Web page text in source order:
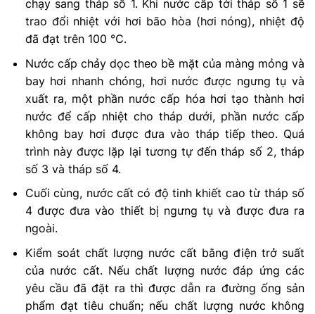
chạy sang tháp số 1. Khi nước cấp tới tháp số 1 sẽ
trao đổi nhiệt với hơi bão hòa (hơi nóng), nhiệt độ
đã đạt trên 100 ℃.
Nước cấp chảy dọc theo bề mặt của màng mỏng và
bay hơi nhanh chóng, hơi nước được ngưng tụ và
xuất ra, một phần nước cấp hóa hơi tạo thành hơi
nước để cấp nhiệt cho tháp dưới, phần nước cấp
không bay hơi được đưa vào tháp tiếp theo. Quá
trình này được lặp lại tương tự đến tháp số 2, tháp
số 3 và tháp số 4.
Cuối cùng, nước cất có độ tinh khiết cao từ tháp số
4 được đưa vào thiết bị ngưng tụ và được đưa ra
ngoài.
Kiểm soát chất lượng nước cất bằng điện trở suất
của nước cất. Nếu chất lượng nước đáp ứng các
yêu cầu đã đặt ra thì được dẫn ra đường ống sản
phẩm đạt tiêu chuẩn; nếu chất lượng nước không